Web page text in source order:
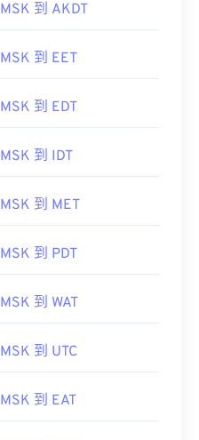
MSK 到 AKDT
MSK 到 EET
MSK 到 EDT
MSK 到 IDT
MSK 到 MET
MSK 到 PDT
MSK 到 WAT
MSK 到 UTC
MSK 到 EAT